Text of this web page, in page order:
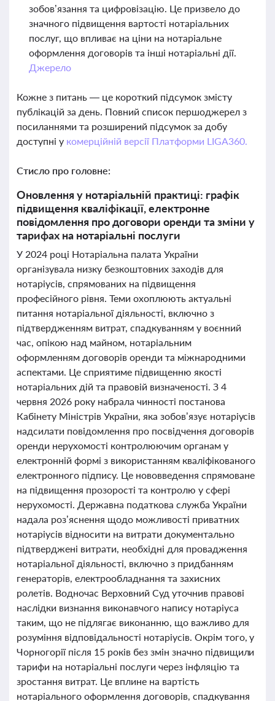
зобов’язання та цифровізацію. Це призвело до
значного підвищення вартості нотаріальних
послуг, що впливає на ціни на нотаріальне
оформлення договорів та інші нотаріальні дії.
Джерело
Кожне з питань — це короткий підсумок змісту
публікацій за день. Повний список першоджерел з
посиланнями та розширений підсумок за добу
доступні у комерційній версії Платформи LIGA360.
Стисло про головне:
Оновлення у нотаріальній практиці: графік
підвищення кваліфікації, електронне
повідомлення про договори оренди та зміни у
тарифах на нотаріальні послуги
У 2024 році Нотаріальна палата України
організувала низку безкоштовних заходів для
нотаріусів, спрямованих на підвищення
професійного рівня. Теми охоплюють актуальні
питання нотаріальної діяльності, включно з
підтвердженням витрат, спадкуванням у воєнний
час, опікою над майном, нотаріальним
оформленням договорів оренди та міжнародними
аспектами. Це сприятиме підвищенню якості
нотаріальних дій та правовій визначеності. З 4
червня 2026 року набрала чинності постанова
Кабінету Міністрів України, яка зобов’язує нотаріусів
надсилати повідомлення про посвідчення договорів
оренди нерухомості контролюючим органам у
електронній формі з використанням кваліфікованого
електронного підпису. Це нововведення спрямоване
на підвищення прозорості та контролю у сфері
нерухомості. Державна податкова служба України
надала роз’яснення щодо можливості приватних
нотаріусів відносити на витрати документально
підтверджені витрати, необхідні для провадження
нотаріальної діяльності, включно з придбанням
генераторів, електрообладнання та захисних
ролетів. Водночас Верховний Суд уточнив правові
наслідки визнання виконавчого напису нотаріуса
таким, що не підлягає виконанню, що важливо для
розуміння відповідальності нотаріусів. Окрім того, у
Чорногорії після 15 років без змін значно підвищили
тарифи на нотаріальні послуги через інфляцію та
зростання витрат. Це вплине на вартість
нотаріального оформлення договорів, спадкування